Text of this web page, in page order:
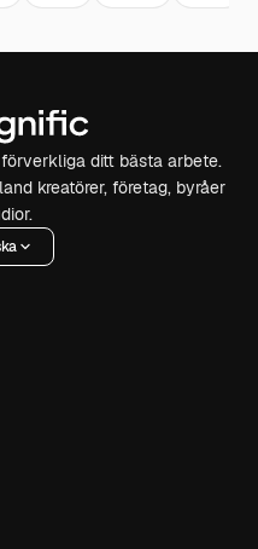
ditt bästa arbete.
kreatörer, företag, byråer